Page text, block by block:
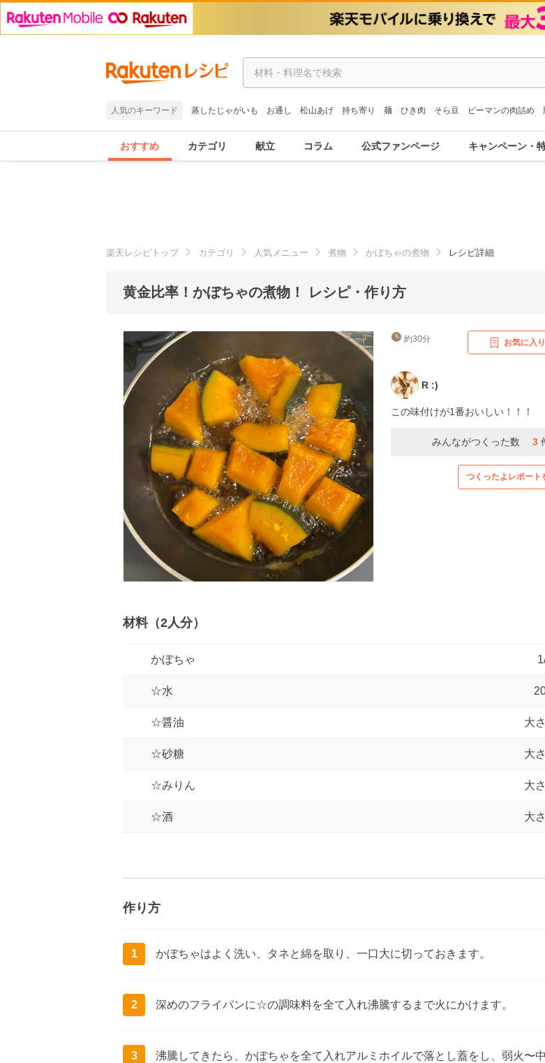
人気のキーワード 蒸したじゃがいも お通し 松山あげ 持ち寄り 麺 ひき肉 そら豆 ピーマンの肉詰め
おすすめ カテゴリ 献立 コラム 公式ファンページ キャンペーン・
楽天レシピトップ カテゴリ 人気メニュー 煮物 かぼちゃの煮物 レシピ詳細
黄金比率！かぼちゃの煮物！ レシピ・作り方
約30分 お気に入
R :)
この味付けが1番おいしい！！！
みんながつくった数 3
つくったよレポート
材料（2人分）
かぼちゃ
☆水
☆醤油 大
☆砂糖 大
☆みりん 大
☆酒 大
作り方
1 かぼちゃはよく洗い、タネと綿を取り、一口大に切っておきます。
2 深めのフライパンに☆の調味料を全て入れ沸騰するまで火にかけます。
3
沸騰してきたら、かぼちゃを全て入れアルミホイルで落とし蓋をし、弱火〜